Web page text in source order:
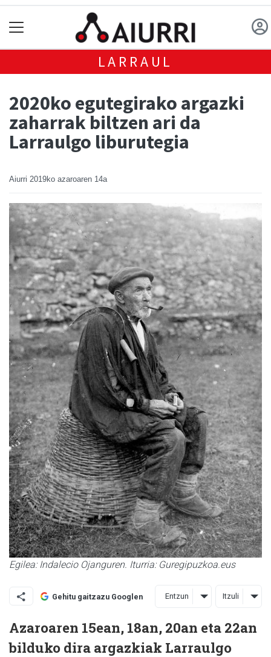
LARRAUL
2020ko egutegirako argazki
zaharrak biltzen ari da
Larraulgo liburutegia
Aiurri 2019ko azaroaren 14a
Egilea: Indalecio Ojanguren. Iturria: Guregipuzkoa.eus
Gehitu gaitzazu Googlen Entzun Itzuli
Azaroaren 15ean, 18an, 20an eta 22an
bilduko dira argazkiak Larraulgo